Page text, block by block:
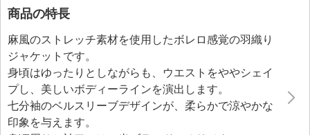
商品の特長
麻風のストレッチ素材を使用したボレロ感覚の羽織り
ジャケットです。
身頃はゆったりとしながらも、ウエストをややシェイ
プし、美しいボディーラインを演出します。
七分袖のベルスリーブデザインが、柔らかで涼やかな
印象を与えます。